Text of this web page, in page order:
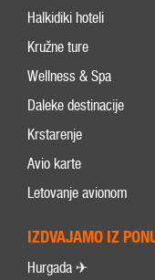
Halkidiki hoteli
Kružne ture
Wellness & Spa
Daleke destinacije
Krstarenje
Avio karte
Letovanje avionom
IZDVAJAMO IZ
Hurgada ✈